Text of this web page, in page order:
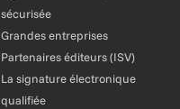
sécurisée
Grandes entreprises
Partenaires éditeurs (ISV)
La signature électronique
qualifiée